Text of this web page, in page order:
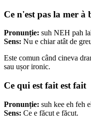
Ce n'est pas la mer à
Pronunție: suh NEH pah
Sens: Nu e chiar atât de
Este comun când cineva
sau ușor ironic.
Ce qui est fait est fait
Pronunție: suh kee eh feh
Sens: Ce e făcut e făcut.